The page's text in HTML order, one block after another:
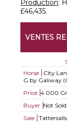
Production:
£46,435.
VENTES
Horse
City
G by Galiway
Price 4.000
Buyer Not Sold
Sale